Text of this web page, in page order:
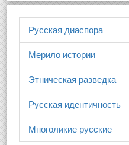
Русская диаспора
Мерило истории
Этническая разведка
Русская идентичность
Многоликие русские